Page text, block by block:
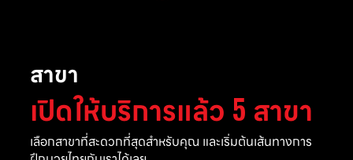
สาขา
เปิดให้บริการแล้ว 5 สาขา
เลือกสาขาที่สะดวกที่สุดสำหรับคุณ และเริ่มต้นเส้นทางการ